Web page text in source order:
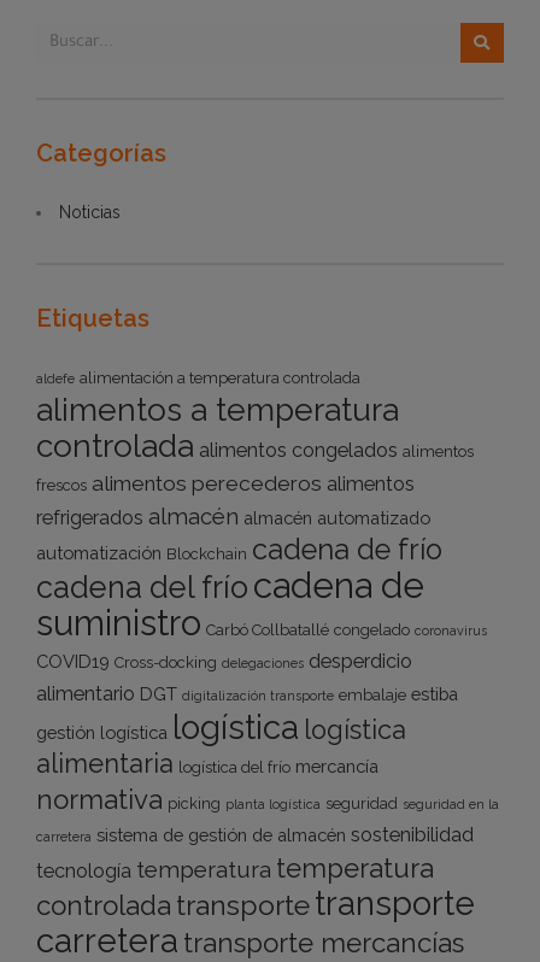
Categorías
Noticias
Etiquetas
aldefe alimentación a temperatura controlada
alimentos a temperatura
controlada alimentos congelados alimentos
frescos alimentos perecederos alimentos
refrigerados almacén almacén automatizado
automatización Blockchain cadena de frío
cadena del frío cadena de
suministro Carbó Collbatallé congelado coronavirus
COVID19 Cross-docking delegaciones desperdicio
alimentario DGT digitalización transporte embalaje estiba
gestión logística logística logística
alimentaria logística del frío mercancía
normativa picking planta logística seguridad seguridad en la
carretera sistema de gestión de almacén sostenibilidad
tecnología temperatura temperatura
controlada transportetransporte
carretera transporte mercancías